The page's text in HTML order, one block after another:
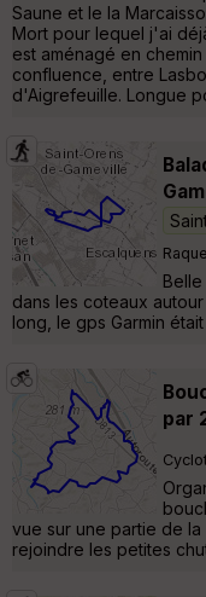
Saune et le la
Mort pour lequel j'ai
est aménagé en
confluence, entre
d'Aigrefeuille. Longue
dans les coteaux
long, le gps Garmin
par
vue sur une partie de
rejoindre les petites